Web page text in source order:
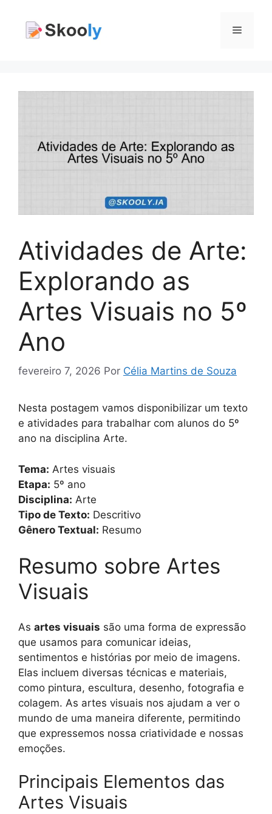
Menu
Atividades de Arte:
Explorando as
Artes Visuais no 5º
Ano
fevereiro 7, 2026 Por Célia Martins de Souza
Nesta postagem vamos disponibilizar um texto
e atividades para trabalhar com alunos do 5º
ano na disciplina Arte.
Tema: Artes visuais
Etapa: 5º ano
Disciplina: Arte
Tipo de Texto: Descritivo
Gênero Textual: Resumo
Resumo sobre Artes
Visuais
As artes visuais são uma forma de expressão
que usamos para comunicar ideias,
sentimentos e histórias por meio de imagens.
Elas incluem diversas técnicas e materiais,
como pintura, escultura, desenho, fotografia e
colagem. As artes visuais nos ajudam a ver o
mundo de uma maneira diferente, permitindo
que expressemos nossa criatividade e nossas
emoções.
Principais Elementos das
Artes Visuais